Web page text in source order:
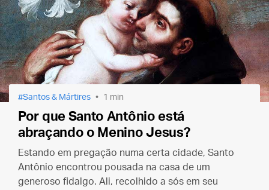
Santos & Mártires 1 min
Por que Santo Antônio está
abraçando o Menino Jesus?
Estando em pregação numa certa cidade, Santo
Antônio encontrou pousada na casa de um
generoso fidalgo. Ali, recolhido a sós em seu